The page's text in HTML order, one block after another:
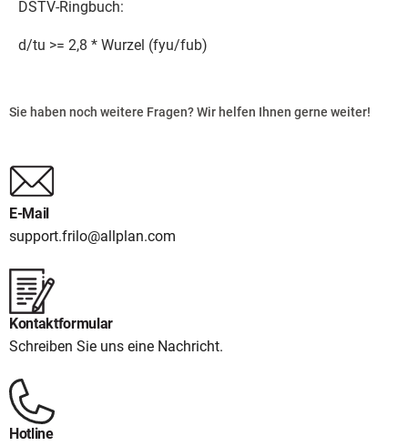
DSTV-Ringbuch:
d/tu >= 2,8 * Wurzel (fyu/fub)
Sie haben noch weitere Fragen? Wir helfen Ihnen gerne weiter!
E-Mail
support.frilo@allplan.com
Kontaktformular
Schreiben Sie uns eine Nachricht.
Hotline